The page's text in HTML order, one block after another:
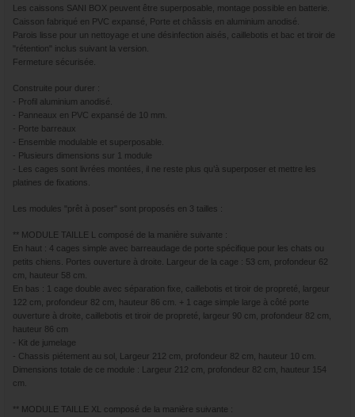
Les caissons SANI BOX peuvent être superposable, montage possible en batterie.
Caisson fabriqué en PVC expansé, Porte et châssis en aluminium anodisé.
Parois lisse pour un nettoyage et une désinfection aisés, caillebotis et bac et tiroir de
"rétention" inclus suivant la version.
Fermeture sécurisée.
Construite pour durer :
- Profil aluminium anodisé.
- Panneaux en PVC expansé de 10 mm.
- Porte barreaux
- Ensemble modulable et superposable.
- Plusieurs dimensions sur 1 module
- Les cages sont livrées montées, il ne reste plus qu’à superposer et mettre les
platines de fixations.
Les modules "prêt à poser" sont proposés en 3 tailles :
** MODULE TAILLE L composé de la manière suivante :
En haut : 4 cages simple avec barreaudage de porte spécifique pour les chats ou
petits chiens. Portes ouverture à droite. Largeur de la cage : 53 cm, profondeur 62
cm, hauteur 58 cm.
En bas : 1 cage double avec séparation fixe, caillebotis et tiroir de propreté, largeur
122 cm, profondeur 82 cm, hauteur 86 cm. + 1 cage simple large à côté porte
ouverture à droite, caillebotis et tiroir de propreté, largeur 90 cm, profondeur 82 cm,
hauteur 86 cm
- Kit de jumelage
- Chassis piétement au sol, Largeur 212 cm, profondeur 82 cm, hauteur 10 cm.
Dimensions totale de ce module : Largeur 212 cm, profondeur 82 cm, hauteur 154
cm.
** MODULE TAILLE XL composé de la manière suivante :